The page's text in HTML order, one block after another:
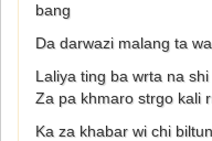
bang
Da darwazi malang ta
Laliya ting ba wrta na shi
Za pa khmaro strgo kali
Ka za khabar wi chi